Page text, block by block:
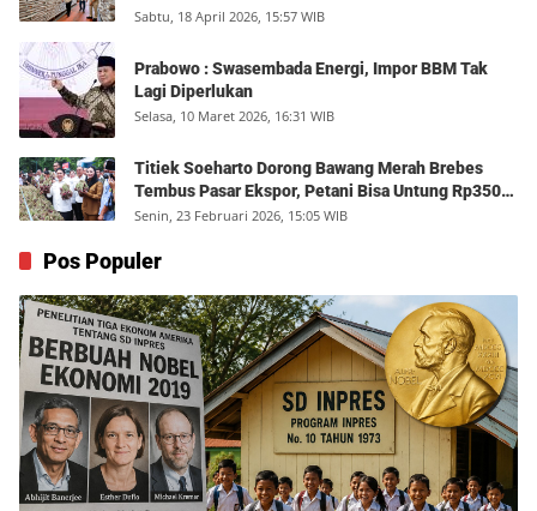
Sabtu, 18 April 2026, 15:57 WIB
Prabowo : Swasembada Energi, Impor BBM Tak
Lagi Diperlukan
Selasa, 10 Maret 2026, 16:31 WIB
Titiek Soeharto Dorong Bawang Merah Brebes
Tembus Pasar Ekspor, Petani Bisa Untung Rp350
Juta per Hektare
Senin, 23 Februari 2026, 15:05 WIB
Pos Populer